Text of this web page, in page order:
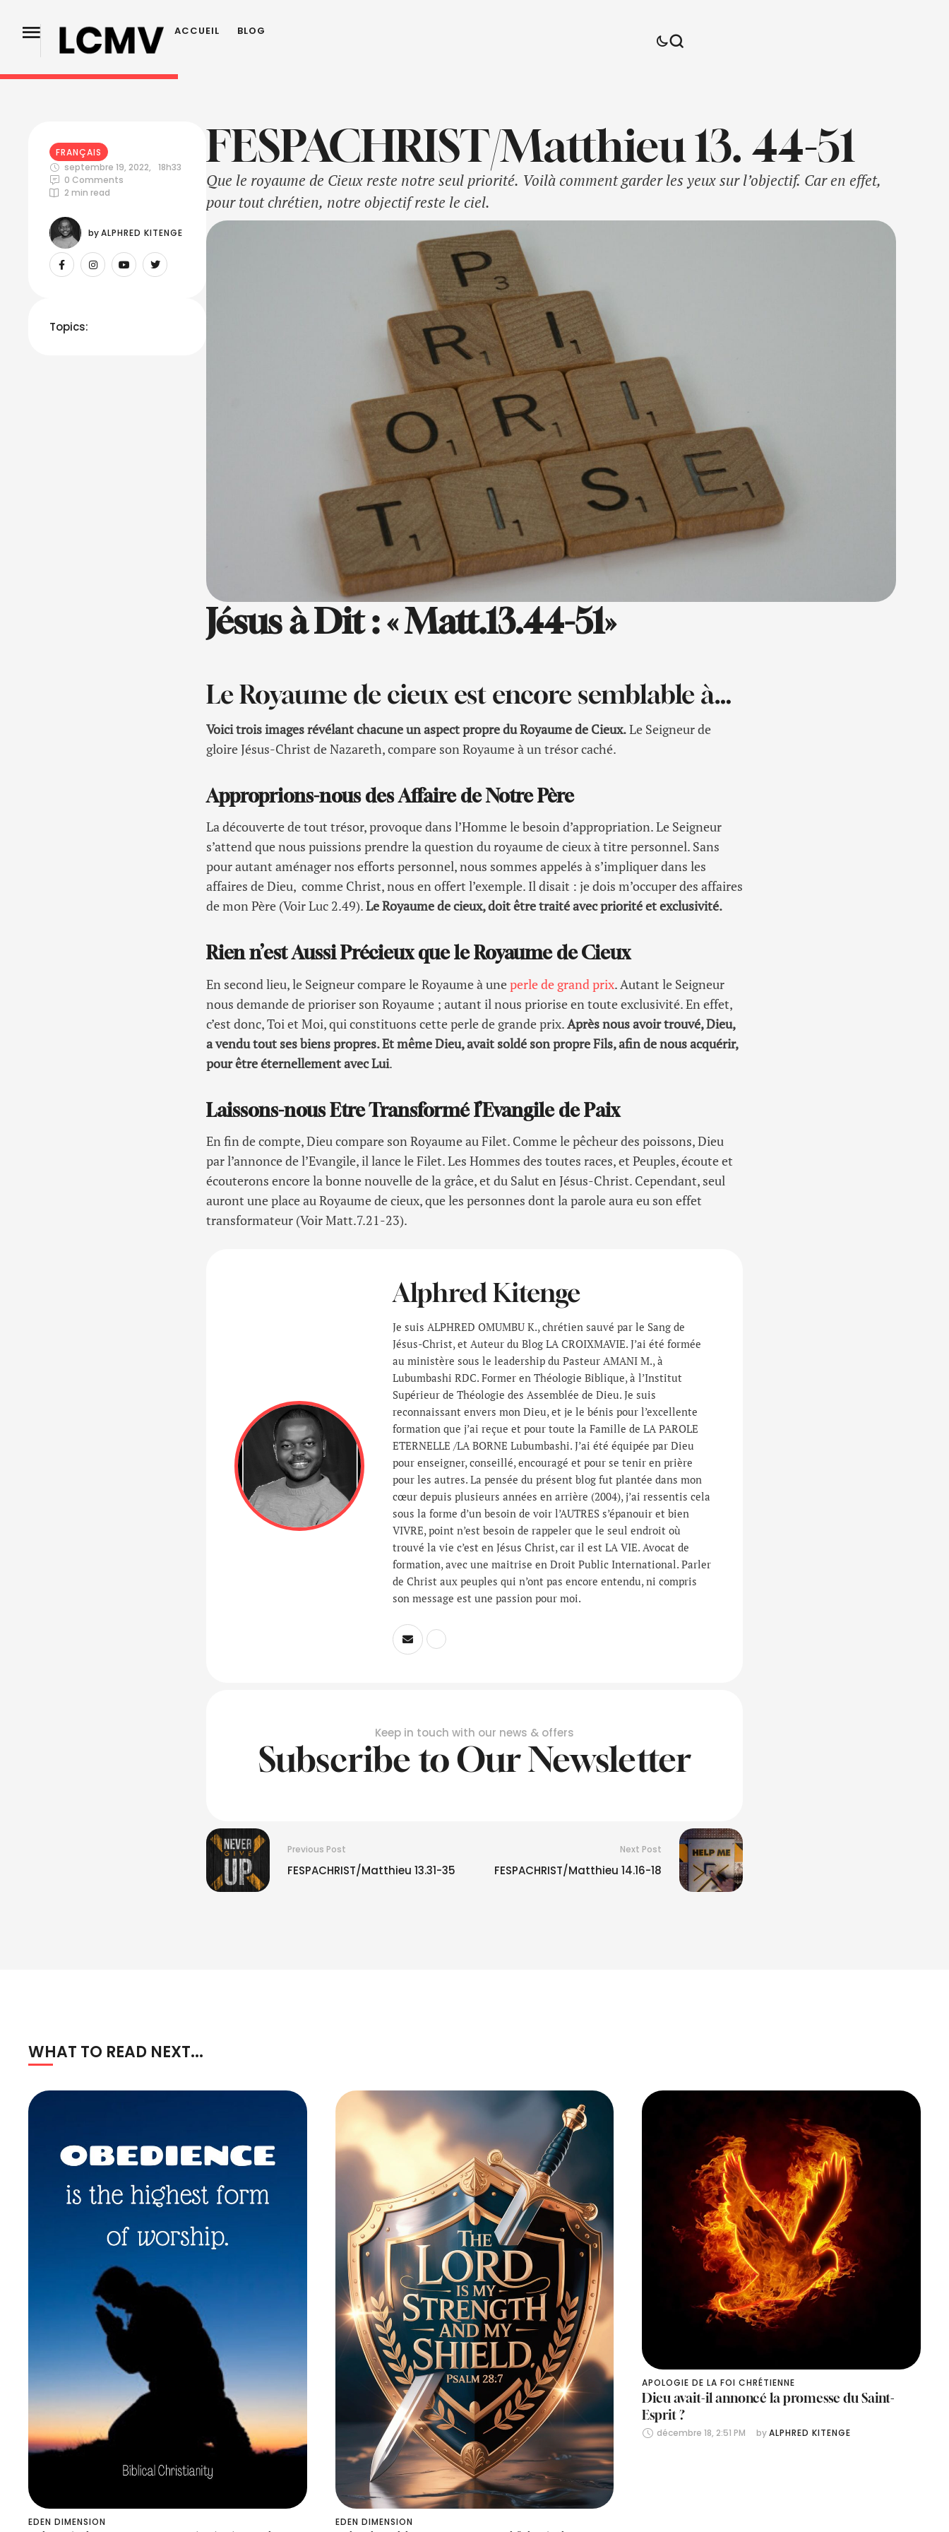
ACCUEIL BLOG
FRANÇAIS
septembre 19, 2022,
18h33
0 Comments
2 min read
by ALPHRED KITENGE
Topics:
FESPACHRIST/Matthieu 13. 44-51
Que le royaume de Cieux reste notre seul priorité. Voilà comment garder les yeux sur l’objectif. Car en effet,
pour tout chrétien, notre objectif reste le ciel.
Jésus à Dit : « Matt.13.44-51»
Le Royaume de cieux est encore semblable à…
Voici trois images révélant chacune un aspect propre du Royaume de Cieux.Le Seigneur de
gloire Jésus-Christ de Nazareth, compare son Royaume à un trésor caché.
Approprions-nous des Affaire de Notre Père
La découverte de tout trésor, provoque dans l’Homme le besoin d’appropriation. Le Seigneur
s’attend que nous puissions prendre la question du royaume de cieux à titre personnel. Sans
pour autant aménager nos efforts personnel, nous sommes appelés à s’impliquer dans les
affaires de Dieu, comme Christ, nous en offert l’exemple. Il disait : je dois m’occuper des affaires
de mon Père (Voir Luc 2.49).Le Royaume de cieux, doit être traité avec priorité et exclusivité.
Rien n’est Aussi Précieux que le Royaume de Cieux
En second lieu, le Seigneur compare le Royaume à uneperle de grand prix. Autant le Seigneur
nous demande de prioriser son Royaume ; autant il nous priorise en toute exclusivité. En effet,
c’est donc, Toi et Moi, qui constituons cette perle de grande prix.Après nous avoir trouvé, Dieu,
a vendu tout ses biens propres. Et même Dieu, avait soldé son propre Fils, afin de nous acquérir,
pour être éternellement avec Lui.
Laissons-nous Etre Transformé l’Evangile de Paix
En fin de compte, Dieu compare son Royaume au Filet. Comme le pêcheur des poissons, Dieu
par l’annonce de l’Evangile, il lance le Filet. Les Hommes des toutes races, et Peuples, écoute et
écouterons encore la bonne nouvelle de la grâce, et du Salut en Jésus-Christ. Cependant, seul
auront une place au Royaume de cieux, que les personnes dont la parole aura eu son effet
transformateur (Voir Matt.7.21-23).
Alphred Kitenge
Je suis ALPHRED OMUMBU K., chrétien sauvé par le Sang de
Jésus-Christ, et Auteur du Blog LA CROIXMAVIE. J’ai été formée
au ministère sous le leadership du Pasteur AMANI M., à
Lubumbashi RDC. Former en Théologie Biblique, à l’Institut
Supérieur de Théologie des Assemblée de Dieu. Je suis
reconnaissant envers mon Dieu, et je le bénis pour l’excellente
formation que j’ai reçue et pour toute la Famille de LA PAROLE
ETERNELLE /LA BORNE Lubumbashi. J’ai été équipée par Dieu
pour enseigner, conseillé, encouragé et pour se tenir en prière
pour les autres. La pensée du présent blog fut plantée dans mon
cœur depuis plusieurs années en arrière (2004), j’ai ressentis cela
sous la forme d’un besoin de voir l’AUTRES s’épanouir et bien
VIVRE, point n’est besoin de rappeler que le seul endroit où
trouvé la vie c’est en Jésus Christ, car il est LA VIE. Avocat de
formation, avec une maitrise en Droit Public International. Parler
de Christ aux peuples qui n’ont pas encore entendu, ni compris
son message est une passion pour moi.
Keep in touch with our news & offers
Subscribe to Our Newsletter
Previous Post
FESPACHRIST/Matthieu 13.31-35
Next Post
FESPACHRIST/Matthieu 14.16-18
WHAT TO READ NEXT...
EDEN DIMENSION EDEN DIMENSION
APOLOGIE DE LA FOI CHRÉTIENNE
Dieu avait-il annoncé la promesse du Saint-
Esprit ?
décembre 18, 2:51 PM by ALPHRED KITENGE